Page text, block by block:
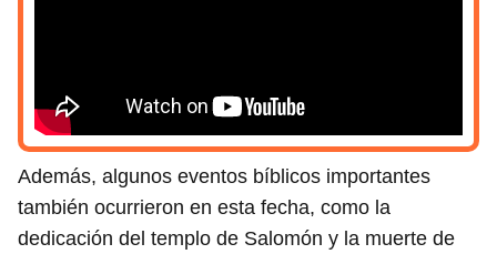
Además, algunos eventos bíblicos importantes
también ocurrieron en esta fecha, como la
dedicación del templo de Salomón y la muerte de